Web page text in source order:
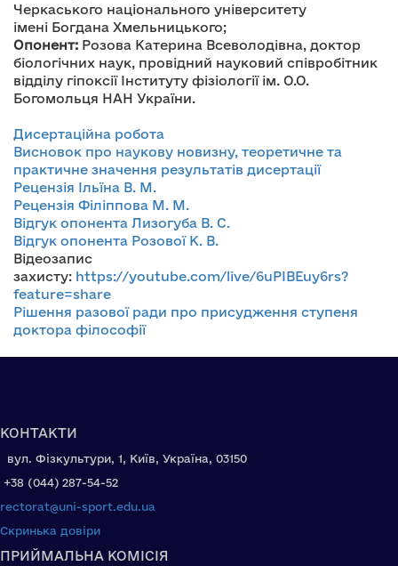
Черкаського національного університету
імені Богдана Хмельницького;
Опонент: Розова Катерина Всеволодівна, доктор
біологічних наук, провідний науковий співробітник
відділу гіпоксії Інституту фізіології ім. О.О.
Богомольця НАН України.
Дисертаційна робота
Висновок про наукову новизну, теоретичне та
практичне значення результатів дисертації
Рецензія Ільїна В. М.
Рецензія Філіппова М. М.
Відгук опонента Лизогуба В. С.
Відгук опонента Розової К. В.
Відеозапис
захисту: https://youtube.com/live/6uPIBEuy6rs?
feature=share
Рішення разової ради про присудження ступеня
доктора філософії
КОНТАКТИ
вул. Фізкультури, 1, Київ, Україна, 03150
+38 (044) 287-54-52
rectorat@uni-sport.edu.ua
Скринька довіри
ПРИЙМАЛЬНА КОМІСІЯ